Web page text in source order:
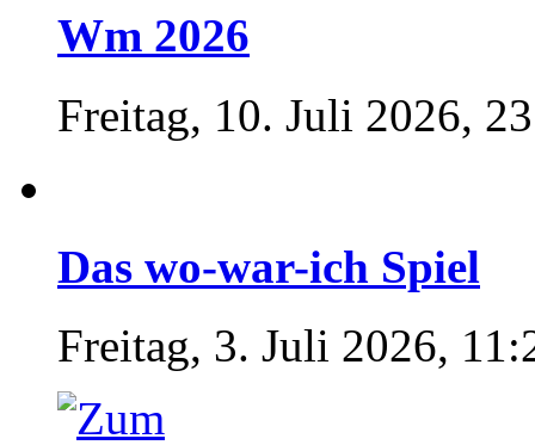
Wm 2026
Freitag, 10. Juli 2026,
Das wo-war-ich Spiel
Freitag, 3. Juli 2026,